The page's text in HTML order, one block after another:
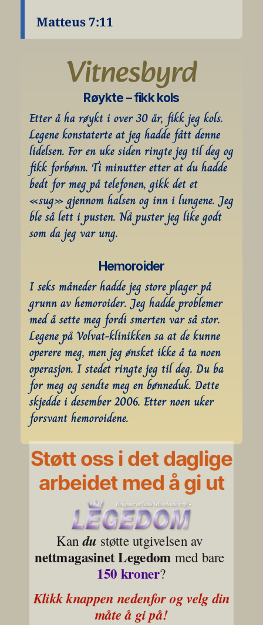
Matteus 7:11
Vitnesbyrd
Røykte – fikk kols
Etter å ha røykt i over 30 år, fikk jeg kols.
Legene konstaterte at jeg hadde fått denne
lidelsen. For en uke siden ringte jeg til deg og
fikk forbønn. Ti minutter etter at du hadde
bedt for meg på telefonen, gikk det et
«sug» gjennom halsen og inn i lungene. Jeg
ble så lett i pusten. Nå puster jeg like godt
som da jeg var ung.
Hemoroider
I seks måneder hadde jeg store plager på
grunn av hemoroider. Jeg hadde problemer
med å sette meg fordi smerten var så stor.
Legene på Volvat-klinikken sa at de kunne
operere meg, men jeg ønsket ikke å ta noen
operasjon. I stedet ringte jeg til deg. Du ba
for meg og sendte meg en bønneduk. Dette
skjedde i desember 2006. Etter noen uker
forsvant hemoroidene.
arbeidet med å gi ut
Kan du
nettmagasinet Legedom
150 kroner?
Klikk knappen nedenfor og velg din
måte å gi på!